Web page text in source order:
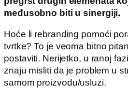
međusobno biti u sinergiji.
Hoće li rebranding pomoći
tvrtke? To je veoma bitno
postaviti. Nerijetko, u ranoj
znaju misliti da je problem u
samom proizvodu/usluzi.